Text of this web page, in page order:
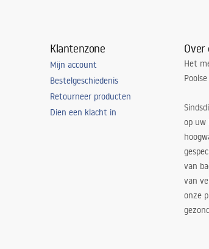
Klantenzone
Mijn account
Bestelgeschiedenis
Retourneer producten
Dien een klacht in
Over
Het
op
van
van
onze